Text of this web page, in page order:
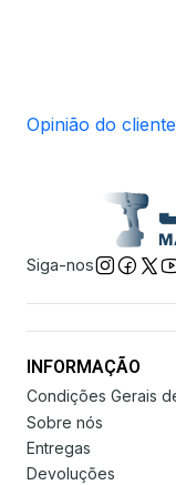
Opinião do
Siga-nos
INFORMAÇÃO
Condições Gerais
Sobre nós
Entregas
Devoluções